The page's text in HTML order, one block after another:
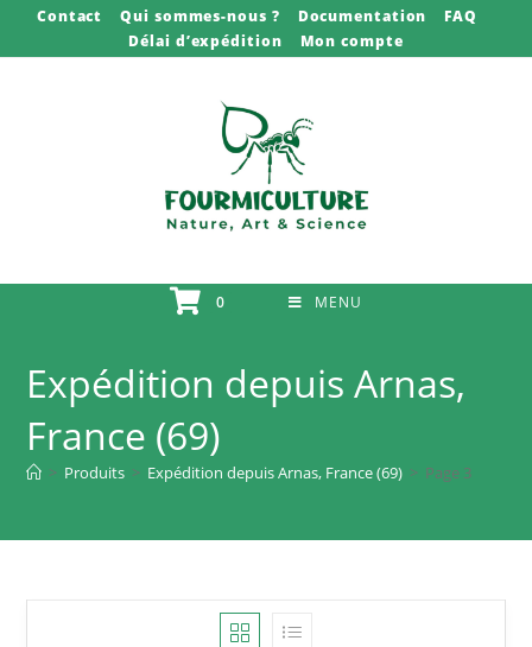
Contact Qui sommes-nous ? Documentation
FAQ
Délai d’expédition
Mon compte
0 MENU
Expédition depuis Arnas,
France (69)
> Produits > Expédition depuis Arnas, France (69) > Page 3